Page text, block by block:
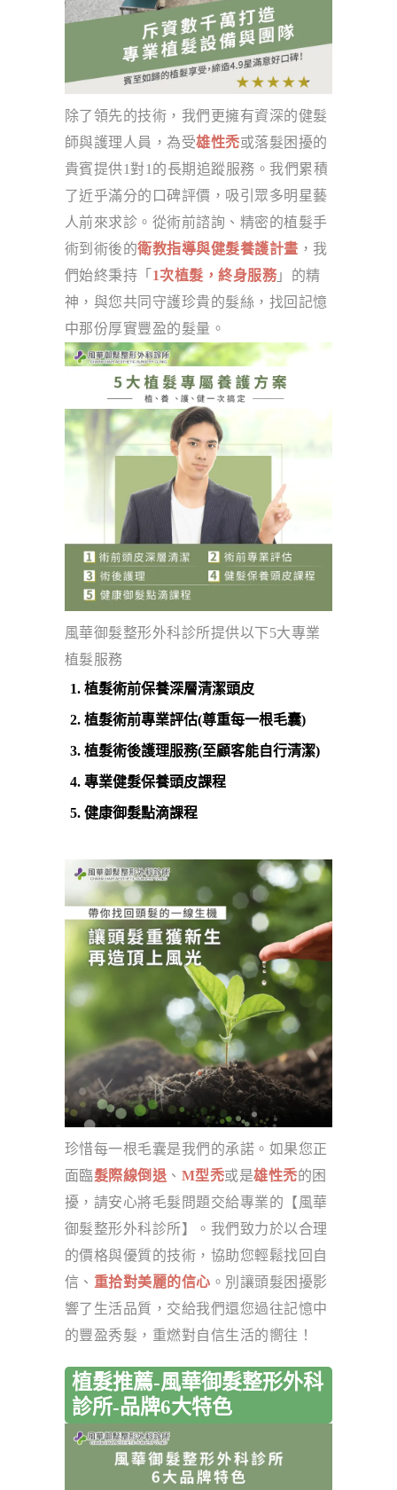
除了領先的技術，我們更擁有資深的健髮
師與護理人員，為受雄性禿或落髮困擾的
貴賓提供1對1的長期追蹤服務。我們累積
了近乎滿分的口碑評價，吸引眾多明星藝
人前來求診。從術前諮詢、精密的植髮手
術到術後的衛教指導與健髮養護計畫 ，我
們始終秉持「 1次植髮，終身服務 」的精
神，與您共同守護珍貴的髮絲，找回記憶
中那份厚實豐盈的髮量。
風華御髮整形外科診所提供以下5大專業
植髮服務
植髮術前保養深層清潔頭皮
植髮術前專業評估(尊重每一根毛囊)
植髮術後護理服務(至顧客能自行清潔)
專業健髮保養頭皮課程
健康御髮點滴課程
珍惜每一根毛囊是我們的承諾。如果您正
面臨髮際線倒退 、 M型禿或是雄性禿的困
擾，請安心將毛髮問題交給專業的【風華
御髮整形外科診所】。我們致力於以合理
的價格與優質的技術，協助您輕鬆找回自
信、 重拾對美麗的信心 。別讓頭髮困擾影
響了生活品質，交給我們還您過往記憶中
的豐盈秀髮，重燃對自信生活的嚮往！
植髮推薦-風華御髮整形外科
診所-品牌6大特色